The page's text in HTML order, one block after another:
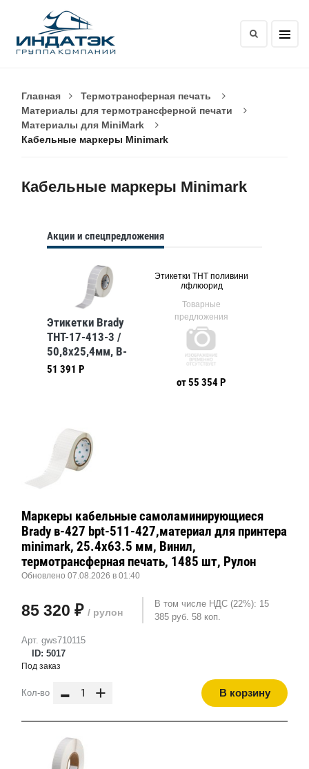
Главная
Термотрансферная печать
Материалы для термотрансферной печати
Материалы для MiniMark
Кабельные маркеры Minimark
Кабельные маркеры Minimark
Акции и спецпредложения
Этикетки Brady
THT-17-413-3 /
50,8x25,4мм, B-
413
51 391 Р
Этикетки THT поливини
лфлюорид
Товарные
предложения
от 55 354 Р
Арт. gws710115
ID: 5017
Маркеры кабельные самоламинирующиеся
Brady в-427 bpt-511-427,материал для принтера
minimark, 25.4x63.5 мм, Винил,
термотрансферная печать, 1485 шт, Рулон
Обновлено 07.08.2026 в 01:40
85 320 ₽ / рулон
В том числе НДС (22%): 15
385 руб. 58 коп.
Под заказ
Кол-во - + В корзину